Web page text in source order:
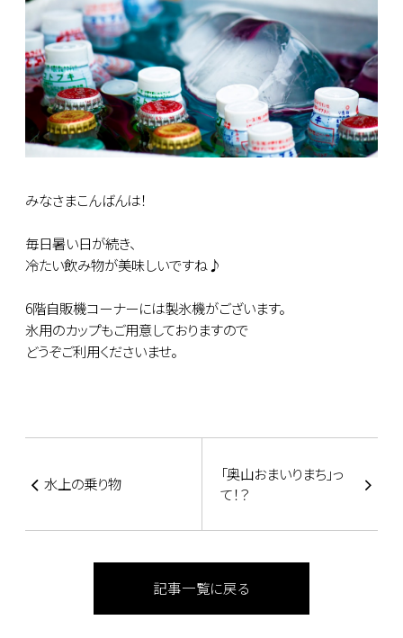
みなさまこんばんは！
毎日暑い日が続き、
冷たい飲み物が美味しいですね♪
6階自販機コーナーには製氷機がございます。
氷用のカップもご用意しておりますので
どうぞご利用くださいませ。
水上の乗り物
「奥山おまいりまち」っ
て！？
記事一覧に戻る